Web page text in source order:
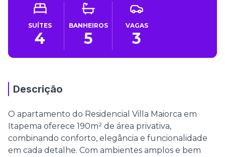
SUÍTES
4
BANHEIROS
5
VAGAS
3
Descrição
O apartamento do Residencial Villa Maiorca em
Itapema oferece 190m² de área privativa,
combinando conforto, elegância e funcionalidade
em cada detalhe. Com ambientes amplos e bem